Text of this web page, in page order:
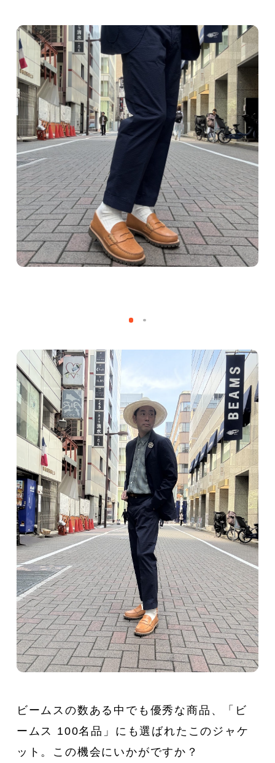
ビームスの数ある中でも優秀な商品、「ビ
ームス 100名品」にも選ばれたこのジャケ
ット。この機会にいかがですか？